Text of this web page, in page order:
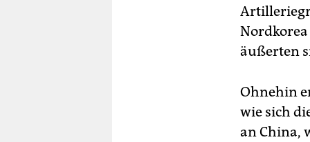
äußerten
Ohnehin
wie sich
an China,